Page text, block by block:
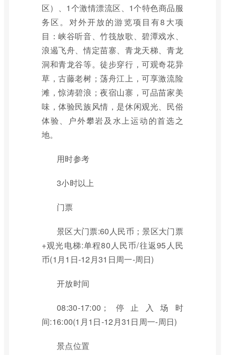
区）、1个激情漂流区、1个特色商品服
务区。对外开放的游览项目有8大项
目：峡谷听音、竹筏放歌、碧潭戏水、
浪遏飞舟、情定苗寨、青龙天梯、青龙
洞和青龙谷等。徒步穿行，可观奇花异
草，古藤老树；荡舟江上，可享激流险
滩，惊涛碧浪；夜宿山寨，可品苗家美
味，体验民族风情，是休闲观光、民俗
体验、户外攀岩及水上运动的首选之
地。
用时参考
3小时以上
门票
景区大门票:60人民币；景区大门票
+观光电梯:单程80人民币/往返95人民
币(1月1日-12月31日周一-周日)
开放时间
08:30-17:00；停止入场时
间:16:00(1月1日-12月31日周一-周日)
景点位置